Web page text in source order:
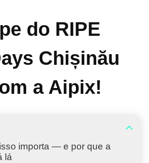
do RIPE
Chișinău
a Aipix!
importa — e por que a
lá